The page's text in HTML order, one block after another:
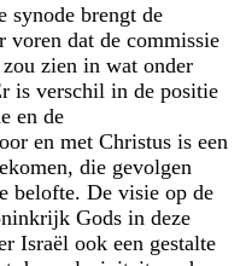
synode brengt de
voren dat de commissie
zien in wat onder
is verschil in de positie
en de
en met Christus is een
die gevolgen
belofte. De visie op de
Gods in deze
Israël ook een gestalte